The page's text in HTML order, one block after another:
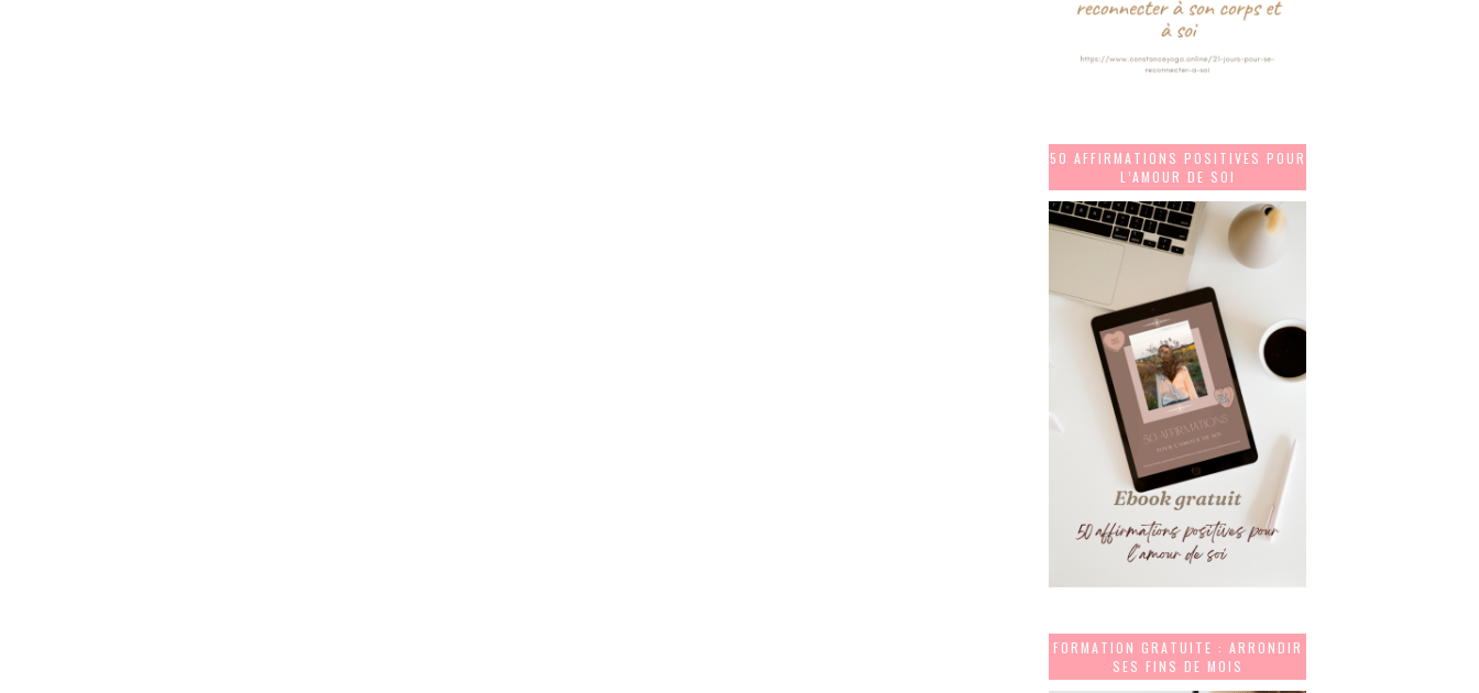
50 AFFIRMATIONS POSITIVES POUR
L’AMOUR DE SOI
FORMATION GRATUITE : ARRONDIR
SES FINS DE MOIS